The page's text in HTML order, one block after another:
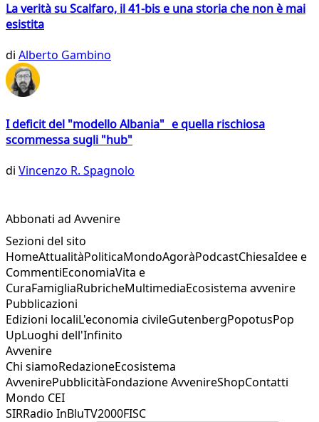
La verità su Scalfaro, il 41-bis e una storia che non è mai
esistita
di Alberto Gambino
I deficit del "modello Albania" e quella rischiosa
scommessa sugli "hub"
di Vincenzo R. Spagnolo
Abbonati ad Avvenire
Sezioni del sito
HomeAttualitàPoliticaMondoAgoràPodcastChiesaIdee e
CommentiEconomiaVita e
CuraFamigliaRubricheMultimediaEcosistema avvenire
Pubblicazioni
Edizioni localiL'economia civileGutenbergPopotusPop
UpLuoghi dell'Infinito
Avvenire
Chi siamoRedazioneEcosistema
AvvenirePubblicitàFondazione AvvenireShopContatti
Mondo CEI
SIRRadio InBluTV2000FISC